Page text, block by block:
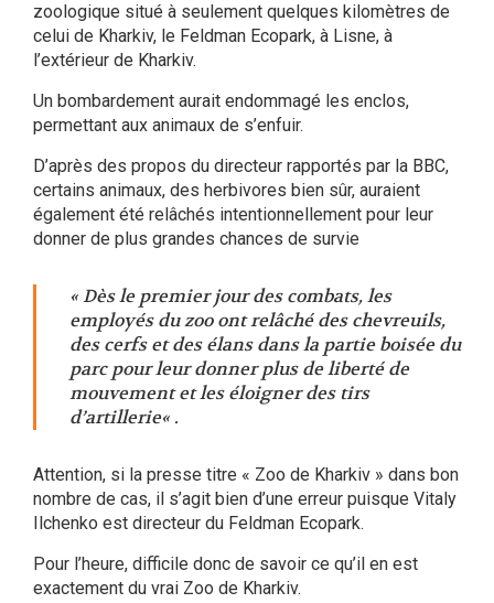
zoologique situé à seulement quelques kilomètres de
celui de Kharkiv, le Feldman Ecopark, à Lisne, à
l’extérieur de Kharkiv.
Un bombardement aurait endommagé les enclos,
permettant aux animaux de s’enfuir.
D’après des propos du directeur rapportés par la BBC,
certains animaux, des herbivores bien sûr, auraient
également été relâchés intentionnellement pour leur
donner de plus grandes chances de survie
« Dès le premier jour des combats, les
employés du zoo ont relâché des chevreuils,
des cerfs et des élans dans la partie boisée du
parc pour leur donner plus de liberté de
mouvement et les éloigner des tirs
d’artillerie« .
Attention, si la presse titre « Zoo de Kharkiv » dans bon
nombre de cas, il s’agit bien d’une erreur puisque Vitaly
Ilchenko est directeur du Feldman Ecopark.
Pour l’heure, difficile donc de savoir ce qu’il en est
exactement du vrai Zoo de Kharkiv.